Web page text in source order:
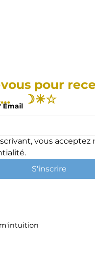
Email
vous
S'inscrire
pour
☽☀︎☆